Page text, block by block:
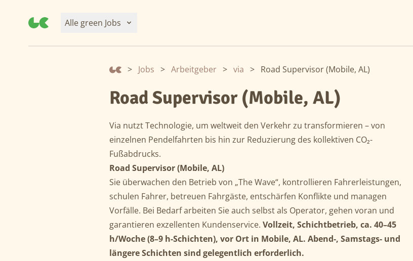
Alle green Jobs
> Jobs > Arbeitgeber > via > Road Supervisor (Mobile, AL)
Road Supervisor (Mobile, AL)
Via nutzt Technologie, um weltweit den Verkehr zu transformieren – von
einzelnen Pendelfahrten bis hin zur Reduzierung des kollektiven CO₂-
Fußabdrucks.
Road Supervisor (Mobile, AL)
Sie überwachen den Betrieb von „The Wave“, kontrollieren Fahrerleistungen,
schulen Fahrer, betreuen Fahrgäste, entschärfen Konflikte und managen
Vorfälle. Bei Bedarf arbeiten Sie auch selbst als Operator, gehen voran und
garantieren exzellenten Kundenservice. Vollzeit, Schichtbetrieb, ca. 40–45
h/Woche (8–9 h-Schichten), vor Ort in Mobile, AL. Abend-, Samstags- und
längere Schichten sind gelegentlich erforderlich.